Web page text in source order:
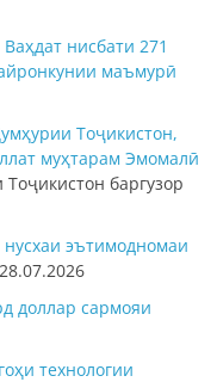
нисбати 271
маъмурӣ
Тоҷикистон,
муҳтарам Эмомалӣ
баргузор
эътимодномаи
28.07.2026
доллар сармояи
технологии